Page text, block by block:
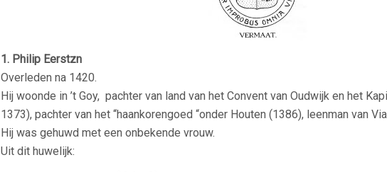
1. Philip Eerstzn
Overleden na 1420.
Hij woonde in ’t Goy, pachter van land van het Convent van Oudwijk en het
1373), pachter van het “haankorengoed “onder Houten (1386), leenman van
Hij was gehuwd met een onbekende vrouw.
Uit dit huwelijk: